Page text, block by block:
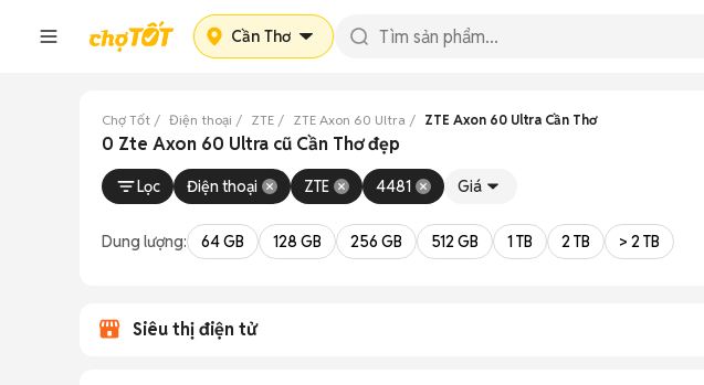
Cần Thơ
Chợ Tốt Điện thoại ZTE ZTE Axon 60 Ultra ZTE Axon 60 Ultra Cần Thơ
0 Zte Axon 60 Ultra cũ Cần Thơ đẹp
Lọc Điện thoại ZTE 4481 Giá
Dung lượng: 64 GB 128 GB 256 GB 512 GB 1 TB 2 TB > 2 TB
Siêu thị điện tử